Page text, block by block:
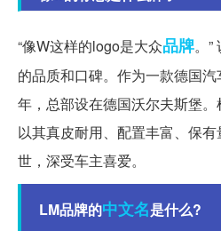
“像W这样的logo是大众品牌。
的品质和口碑。作为一款德国
年，总部设在德国沃尔夫斯堡
以其真皮耐用、配置丰富、保
世，深受车主喜爱。
LM品牌的中文名是什么?